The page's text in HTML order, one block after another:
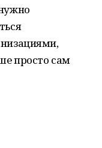
просто сам